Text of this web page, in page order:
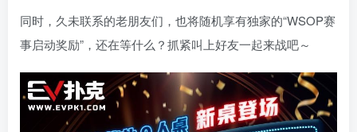
同时，久未联系的老朋友们，也将随机享有独家的“WSOP赛
事启动奖励”，还在等什么？抓紧叫上好友一起来战吧～